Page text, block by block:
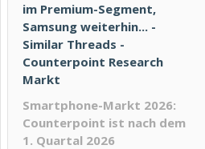
im Premium-Segment,
Samsung weiterhin... -
Similar Threads -
Counterpoint Research
Markt
Smartphone-Markt 2026:
Counterpoint ist nach dem
1. Quartal 2026